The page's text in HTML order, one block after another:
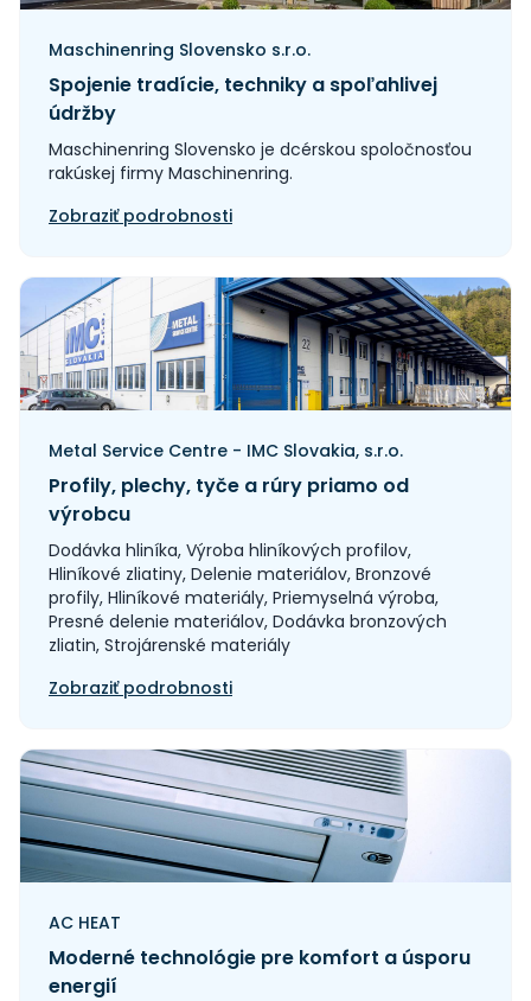
Maschinenring Slovensko s.r.o.
Spojenie tradície, techniky a spoľahlivej
údržby
Maschinenring Slovensko je dcérskou spoločnosťou
rakúskej firmy Maschinenring.
Zobraziť podrobnosti
Metal Service Centre - IMC Slovakia, s.r.o.
Profily, plechy, tyče a rúry priamo od
výrobcu
Dodávka hliníka, Výroba hliníkových profilov,
Hliníkové zliatiny, Delenie materiálov, Bronzové
profily, Hliníkové materiály, Priemyselná výroba,
Presné delenie materiálov, Dodávka bronzových
zliatin, Strojárenské materiály
Zobraziť podrobnosti
AC HEAT
Moderné technológie pre komfort a úsporu
energií